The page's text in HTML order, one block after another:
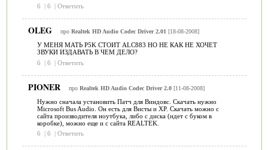
6
| 6 | Ответить
OLEG про Realtek HD Audio Codec Driver 2.01 [18-08-2008]
У МЕНЯ МАТЬ P5K СТОИТ ALC883 НО НЕ КАК НЕ ХОЧЕТ
ЗВУКИ ИЗДАВАТЬ В ЧЕМ ДЕЛО?
6
| 6 | Ответить
PIONER про Realtek HD Audio Codec Driver 2.0[11-08-2008]
Нужно сначала установить Патч для Виндовс. Скачать нужно
Microsoft Bus Audio. Он есть для Висты и ХР. Скачать можно с
сайта производителя ноутбука, либо с диска (идет с буком в
коробке), можно еще и с сайта REALTEK.
6
| 6 | Ответить